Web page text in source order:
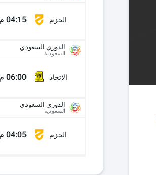
الحزم 04:15 م
الدوري السعودي
السعودية
الاتحاد 06:00 م
الدوري السعودي
السعودية
الحزم 04:05 م